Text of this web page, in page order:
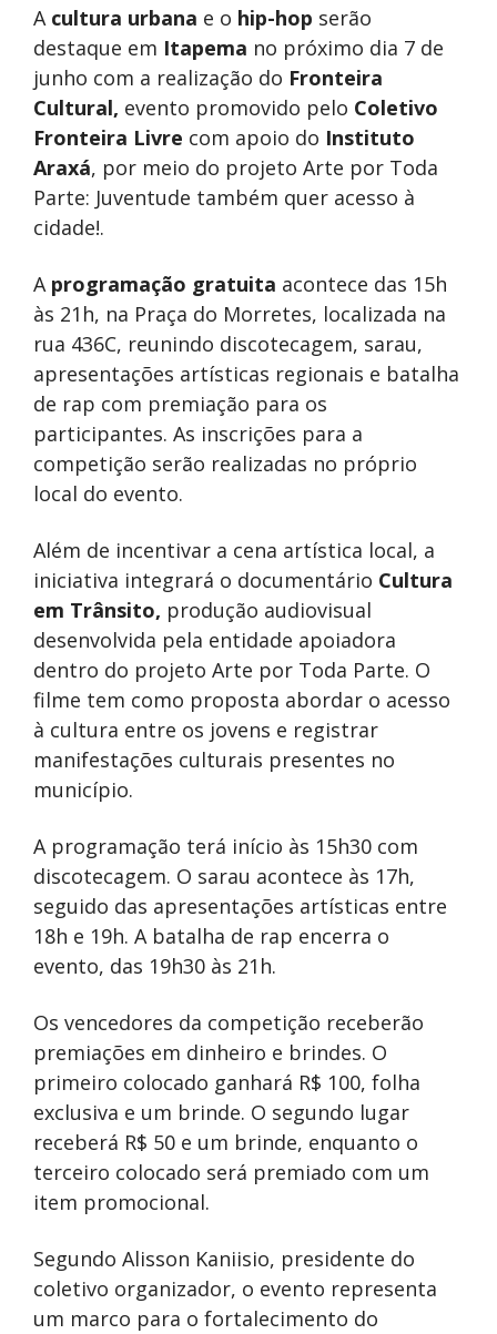
A cultura urbana e o hip-hop serão
destaque em Itapema no próximo dia 7 de
junho com a realização do Fronteira
Cultural, evento promovido pelo Coletivo
Fronteira Livre com apoio do Instituto
Araxá, por meio do projeto Arte por Toda
Parte: Juventude também quer acesso à
cidade!.
A programação gratuita acontece das 15h
às 21h, na Praça do Morretes, localizada na
rua 436C, reunindo discotecagem, sarau,
apresentações artísticas regionais e batalha
de rap com premiação para os
participantes. As inscrições para a
competição serão realizadas no próprio
local do evento.
Além de incentivar a cena artística local, a
iniciativa integrará o documentário Cultura
em Trânsito, produção audiovisual
desenvolvida pela entidade apoiadora
dentro do projeto Arte por Toda Parte. O
filme tem como proposta abordar o acesso
à cultura entre os jovens e registrar
manifestações culturais presentes no
município.
A programação terá início às 15h30 com
discotecagem. O sarau acontece às 17h,
seguido das apresentações artísticas entre
18h e 19h. A batalha de rap encerra o
evento, das 19h30 às 21h.
Os vencedores da competição receberão
premiações em dinheiro e brindes. O
primeiro colocado ganhará R$ 100, folha
exclusiva e um brinde. O segundo lugar
receberá R$ 50 e um brinde, enquanto o
terceiro colocado será premiado com um
item promocional.
Segundo Alisson Kaniisio, presidente do
coletivo organizador, o evento representa
um marco para o fortalecimento do